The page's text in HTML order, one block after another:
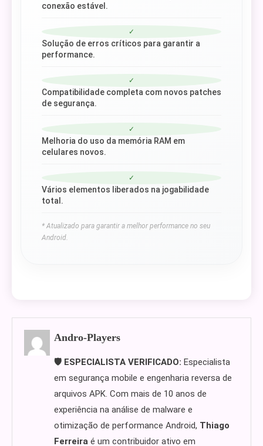
conexão estável.
✓
Solução de erros críticos para garantir a
performance.
✓
Compatibilidade completa com novos patches
de segurança.
✓
Melhoria do uso da memória RAM em
celulares novos.
✓
Vários elementos liberados na jogabilidade
total.
* Atualizado para garantir a melhor performance no seu
Android.
Andro-Players
🛡️ ESPECIALISTA VERIFICADO: Especialista
em segurança mobile e engenharia reversa de
arquivos APK. Com mais de 10 anos de
experiência na análise de malware e
otimização de performance Android, Thiago
Ferreira é um contribuidor ativo em